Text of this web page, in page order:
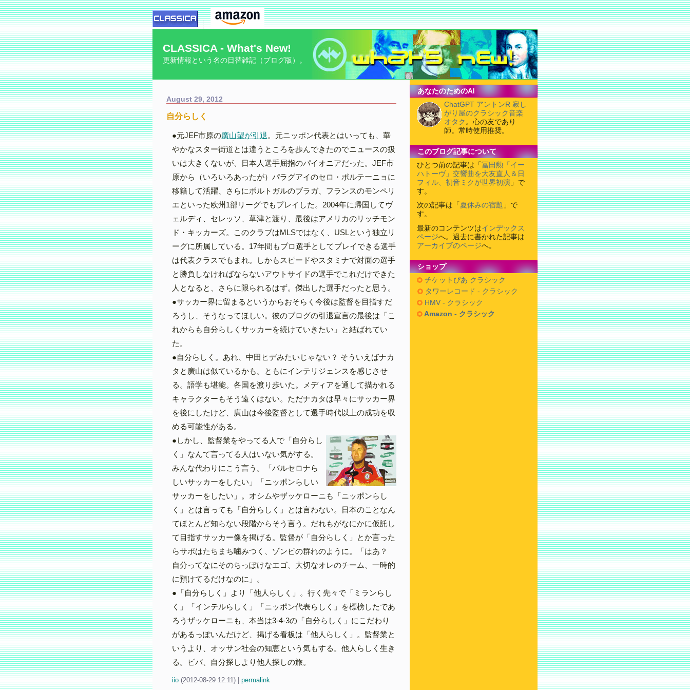
CLASSICA - What's New!
更新情報という名の日替雑記（ブログ版）。
August 29, 2012
自分らしく
●元JEF市原の廣山望が引退。元ニッポン代表とはいっても、華
やかなスター街道とは違うところを歩んできたのでニュースの扱
いは大きくないが、日本人選手屈指のパイオニアだった。JEF市
原から（いろいろあったが）パラグアイのセロ・ポルテーニョに
移籍して活躍、さらにポルトガルのブラガ、フランスのモンペリ
エといった欧州1部リーグでもプレイした。2004年に帰国してヴ
ェルディ、セレッソ、草津と渡り、最後はアメリカのリッチモン
ド・キッカーズ。このクラブはMLSではなく、USLという独立リ
ーグに所属している。17年間もプロ選手としてプレイできる選手
は代表クラスでもまれ。しかもスピードやスタミナで対面の選手
と勝負しなければならないアウトサイドの選手でこれだけできた
人となると、さらに限られるはず。傑出した選手だったと思う。
●サッカー界に留まるというからおそらく今後は監督を目指すだ
ろうし、そうなってほしい。彼のブログの引退宣言の最後は「こ
れからも自分らしくサッカーを続けていきたい」と結ばれてい
た。
●自分らしく。あれ、中田ヒデみたいじゃない？ そういえばナカ
タと廣山は似ているかも。ともにインテリジェンスを感じさせ
る。語学も堪能。各国を渡り歩いた。メディアを通して描かれる
キャラクターもそう遠くはない。ただナカタは早々にサッカー界
を後にしたけど、廣山は今後監督として選手時代以上の成功を収
める可能性がある。
●しかし、監督業をやってる人で「自分らし
く」なんて言ってる人はいない気がする。
みんな代わりにこう言う。「バルセロナら
しいサッカーをしたい」「ニッポンらしい
サッカーをしたい」。オシムやザッケローニも「ニッポンらし
く」とは言っても「自分らしく」とは言わない。日本のことなん
てほとんど知らない段階からそう言う。だれもがなにかに仮託し
て目指すサッカー像を掲げる。監督が「自分らしく」とか言った
らサポはたちまち噛みつく、ゾンビの群れのように。「はあ？
自分ってなにそのちっぽけなエゴ、大切なオレのチーム、一時的
に預けてるだけなのに」。
●「自分らしく」より「他人らしく」。行く先々で「ミランらし
く」「インテルらしく」「ニッポン代表らしく」を標榜したであ
ろうザッケローニも、本当は3-4-3の「自分らしく」にこだわり
があるっぽいんだけど、掲げる看板は「他人らしく」。監督業と
いうより、オッサン社会の知恵という気もする。他人らしく生き
る。ビバ、自分探しより他人探しの旅。
iio (2012-08-29 12:11) | permalink
あなたのためのAI
ChatGPT アントンR 寂し
がり屋のクラシック音楽
オタク 。心の友であり
師。常時使用推奨。
このブログ記事について
ひとつ前の記事は「 冨田勲「イー
ハトーヴ」交響曲を大友直人＆日
フィル、初音ミクが世界初演 」で
す。
次の記事は「 夏休みの宿題 」で
す。
最新のコンテンツはインデックス
ページへ。過去に書かれた記事は
アーカイブのページへ。
ショップ
チケットぴあ クラシック
タワーレコード - クラシック
HMV - クラシック
Amazon - クラシック